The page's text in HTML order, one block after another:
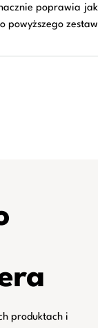
poprawia
powyższego
produktach i